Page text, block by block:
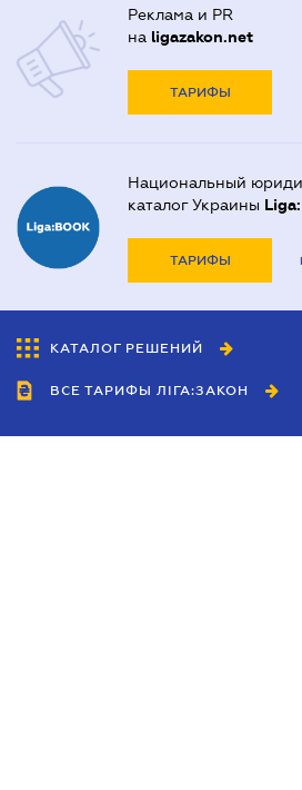
Реклама и PR
на ligazakon.net
ТАРИФЫ
Национальный
каталог Украины
ТАРИФЫ
КАТАЛОГ РЕШЕНИЙ
ВСЕ ТАРИФЫ ЛІГА:ЗАКОН